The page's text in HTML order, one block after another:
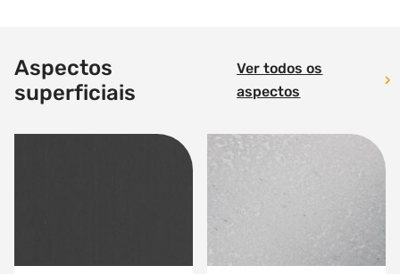
Aspectos
superficiais
Ver todos os
aspectos